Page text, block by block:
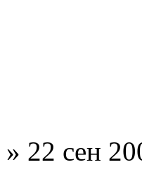
» 22 сен